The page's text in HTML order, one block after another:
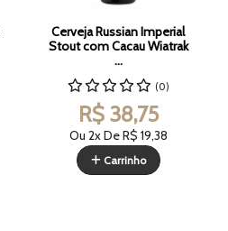
Cerveja Russian Imperial
Stout com Cacau Wiatrak
...
(0)
R$ 38,75
Ou 2x DeR$ 19,38
Carrinho